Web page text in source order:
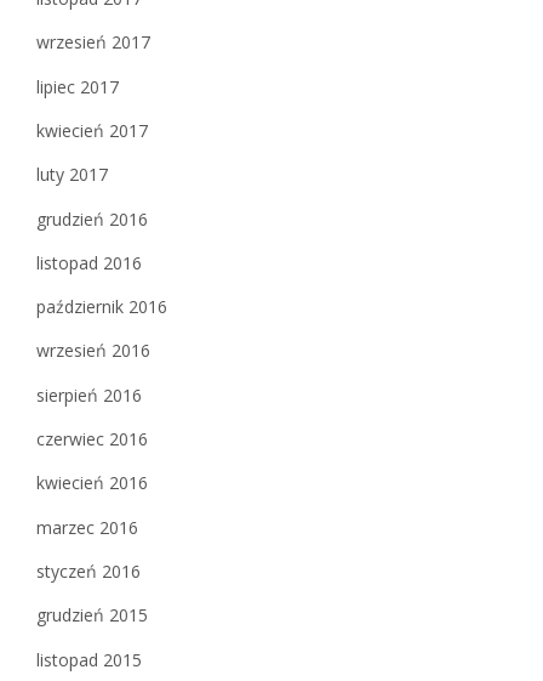
wrzesień 2017
lipiec 2017
kwiecień 2017
luty 2017
grudzień 2016
listopad 2016
październik 2016
wrzesień 2016
sierpień 2016
czerwiec 2016
kwiecień 2016
marzec 2016
styczeń 2016
grudzień 2015
listopad 2015